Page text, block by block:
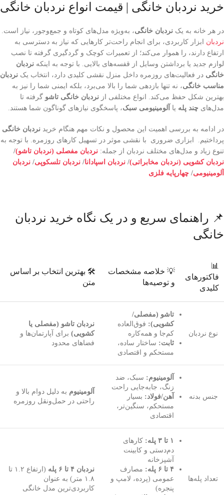
خرید نردبان خانگی | قیمت انواع نردبان خانگی
در هر خانه‌ به یک نردبان خانگی، به‌ویژه مدل‌های کوتاه و جمع‌وجور، نیاز است.
نردبان ابزار کاربردی، برای انجام راحت‌تر کارهایی که نیاز به دسترسی به
ارتفاع دارند، را هموار می‌کند؛ از تعمیرات کوچک و گردگیری گرفته تا نصب
لوازم جدید یا برداشتن وسایل از قفسه‌های بالایی. با توجه به اینکه نردبان
خانگی در فعالیت‌های روزمره داخل منزل نقشی کلیدی دارد، انتخاب یک نردبان
مناسب خانگی، نه تنها بازدهی شما را بالا می‌برد، بلکه ایمنی شما را نیز به
بهترین شکل حفظ می‌کند. انواع مختلفی از نردبان خانگی تاشو گرفته تا
مدل‌های چند پله یا آلومینیومی سبک، پاسخگوی نیازهای گوناگون شما هستند.
در ادامه به بررسی اهمیت این محصول و نکات مهم هنگام خرید نردبان خانگی
پرداختیم. ابزاری ضروری با نقشی موثر در تسهیل کارهای روزمره. با توجه به
تنوع زیاد و مدل‌های مختلف نردبان از جمله: نردبان مفصلی (نردبان تاشو)/
نردبان کشویی (نردبان مخابراتی)/ نردبان اسپادانا/ نردبان تلسکوپی/ نردبان
آلومینیومی/ چهارپایه فلزی
📌 راهنمای سریع و در یک نگاه خرید نردبان
خانگی
📊
فاکتورهای
کلیدی
💡 خلاصه‌ مشخصات
و توصیه‌ها
🛠️ بهترین انتخاب بر اساس
متن
نوع نردبان
تاشو (مفصلی/
کشویی): فوق‌العاده
کم‌جا و همه‌کاره
ثابت: ساختار ساده،
مستحکم و اقتصادی
نردبان تاشو (مفصلی یا
کشویی) برای آپارتمان‌ها و
فضاهای محدود
جنس بدنه
آلومینیوم: سبک، ضد
زنگ، جابه‌جایی راحت
آهن/فولاد: بسیار
مستحکم، سنگین‌تر،
اقتصادی
آلومینیوم به دلیل دوام بالا و
راحتی در حمل‌ونقل روزمره
تعداد پله‌ها
۱ تا ۳ پله:
کارهای
دم‌دستی و کابینت
آشپزخانه
۴ تا ۶ پله:
مصارف
عمومی (پرده، لامپ و
پنجره)
نردبان ۴ تا ۶ پله
(ارتفاع ۱.۲ تا
۱.۸ متر) به عنوان
کاربردی‌ترین مدل خانگی